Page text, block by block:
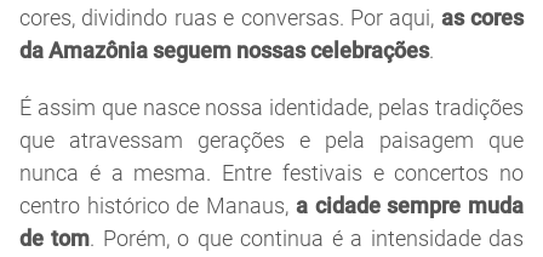
cores, dividindo ruas e conversas. Por aqui, as cores
da Amazônia seguem nossas celebrações.
É assim que nasce nossa identidade, pelas tradições
que atravessam gerações e pela paisagem que
nunca é a mesma. Entre festivais e concertos no
centro histórico de Manaus, a cidade sempre muda
de tom. Porém, o que continua é a intensidade das